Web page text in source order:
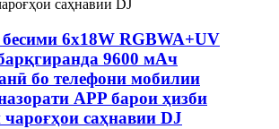
6x18W RGBWA+UV
9600 мАч
бо телефони мобилии
APP барои ҳизби
чароғҳои саҳнавии DJ